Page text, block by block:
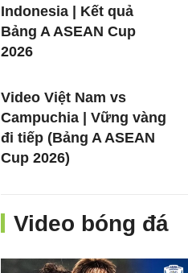
Indonesia | Kết quả
Bảng A ASEAN Cup
2026
Video Việt Nam vs
Campuchia | Vững vàng
đi tiếp (Bảng A ASEAN
Cup 2026)
Video bóng đá